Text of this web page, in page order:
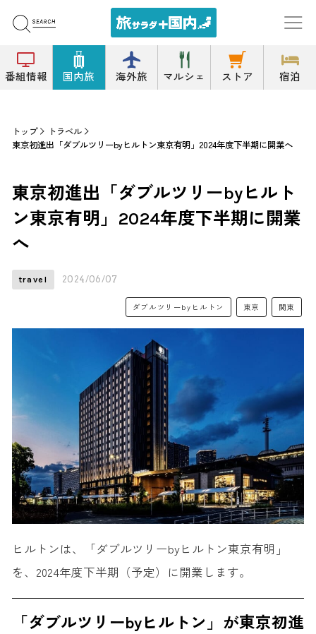
番組情報 国内旅 海外旅 マルシェ ストア 宿泊
トップ
トラベル
東京初進出「ダブルツリーbyヒルトン東京有明」2024年度下半期に開業へ
東京初進出「ダブルツリーbyヒルト
ン東京有明」2024年度下半期に開業
へ
travel 2024/06/07
ダブルツリーbyヒルトン 東京 関東
ヒルトンは、「ダブルツリーbyヒルトン東京有明」
を、2024年度下半期（予定）に開業します。
「ダブルツリーbyヒルトン」が東京初進